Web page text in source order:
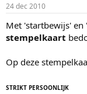
24 dec 2010
Met 'startbewijs'
stempelkaart
Op deze
STRIKT PERSOONLIJK